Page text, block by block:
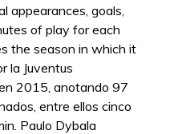
appearances, goals,
of play for each
the season in which it
la Juventus
2015, anotando 97
entre ellos cinco
Paulo Dybala